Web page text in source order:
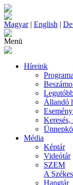
Magyar| English |
Menü
Híreink
Állandó
Keresés,
Média
Képtár
Videótár
SZEM
A
Hangtár